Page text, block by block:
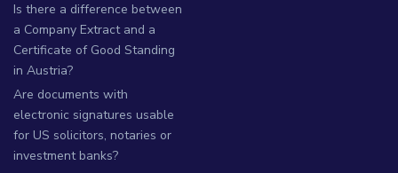
Is there a difference between
a Company Extract and a
Certificate of Good Standing
in Austria?
Are documents with
electronic signatures usable
for US solicitors, notaries or
investment banks?